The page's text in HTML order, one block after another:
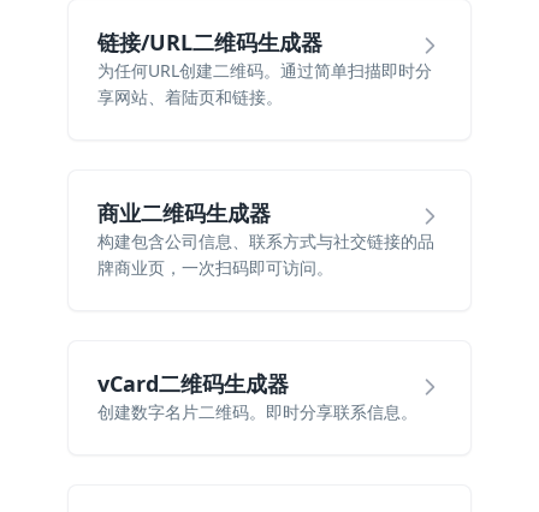
链接/URL二维码生成器
为任何URL创建二维码。通过简单扫描即时分
享网站、着陆页和链接。
商业二维码生成器
构建包含公司信息、联系方式与社交链接的品
牌商业页，一次扫码即可访问。
vCard二维码生成器
创建数字名片二维码。即时分享联系信息。